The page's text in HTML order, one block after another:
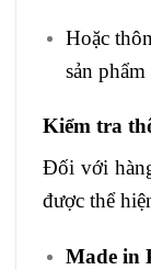
Hoặc
sản phẩm
Kiểm tra
Đối với
được thể
Made in